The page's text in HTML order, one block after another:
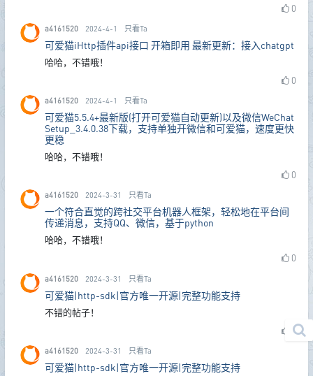
0
a4161520 2024-4-1 只看Ta
可爱猫iHttp插件api接口 开箱即用 最新更新：接入chatgpt
哈哈，不错哦！
0
a4161520 2024-4-1 只看Ta
可爱猫5.5.4+最新版(打开可爱猫自动更新)以及微信WeChat
Setup_3.4.0.38下载，支持单独开微信和可爱猫，速度更快
更稳
哈哈，不错哦！
0
a4161520 2024-3-31 只看Ta
一个符合直觉的跨社交平台机器人框架，轻松地在平台间
传递消息，支持QQ、微信，基于python
哈哈，不错哦！
0
a4161520 2024-3-31 只看Ta
可爱猫|http-sdk|官方唯一开源|完整功能支持
不错的帖子！
0
a4161520 2024-3-31 只看Ta
可爱猫|http-sdk|官方唯一开源|完整功能支持